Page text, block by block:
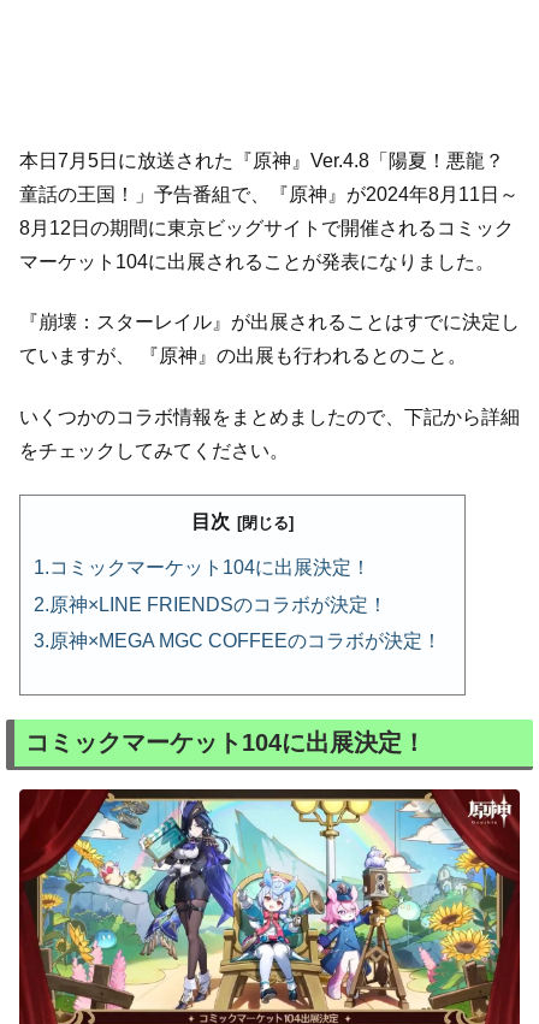
本日7月5日に放送された『原神』Ver.4.8「陽夏！悪龍？
童話の王国！」予告番組で、『原神』が2024年8月11日～
8月12日の期間に東京ビッグサイトで開催されるコミック
マーケット104に出展されることが発表になりました。
『崩壊：スターレイル』が出展されることはすでに決定し
ていますが、 『原神』の出展も行われるとのこと。
いくつかのコラボ情報をまとめましたので、下記から詳細
をチェックしてみてください。
目次
コミックマーケット104に出展決定！
原神×LINE FRIENDSのコラボが決定！
原神×MEGA MGC COFFEEのコラボが決定！
コミックマーケット104に出展決定！